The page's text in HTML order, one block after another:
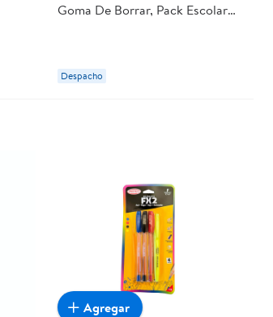
Goma De Borrar, Pack Escolar
Despacho
Agregar